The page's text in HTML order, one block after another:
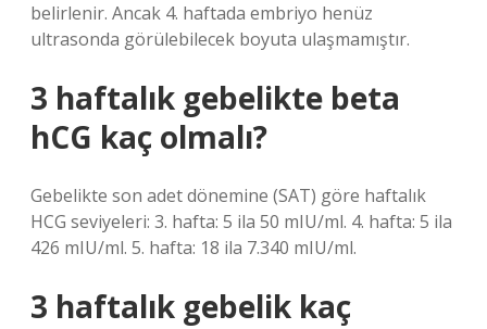
belirlenir. Ancak 4. haftada embriyo henüz
ultrasonda görülebilecek boyuta ulaşmamıştır.
3 haftalık gebelikte beta
hCG kaç olmalı?
Gebelikte son adet dönemine (SAT) göre haftalık
HCG seviyeleri: 3. hafta: 5 ila 50 mIU/ml. 4. hafta: 5 ila
426 mIU/ml. 5. hafta: 18 ila 7.340 mIU/ml.
3 haftalık gebelik kaç